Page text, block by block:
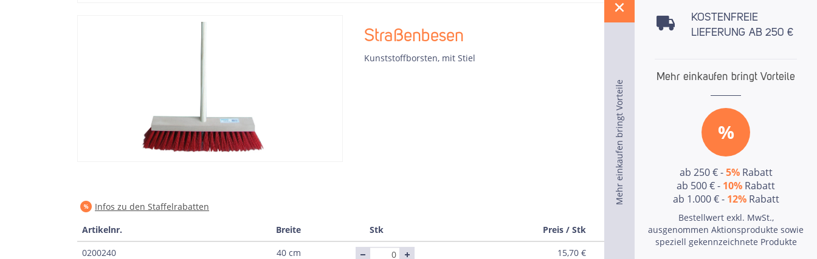
Straßenbesen
Kunststoffborsten, mit Stiel
Infos zu den Staffelrabatten
Artikelnr.
Breite Stk Preis / Stk
Preis
0200240
40 cm 15,70 €
Mehr einkaufen bringt Vorteile
KOSTENFREIE
LIEFERUNG AB 250 €
Mehr einkaufen bringt Vorteile
%
ab 250 € -5%Rabatt
ab 500 € - 10% Rabatt
ab 1.000 € - 12%Rabatt
Bestellwert exkl. MwSt.,
ausgenommen Aktionsprodukte sowie
speziell gekennzeichnete Produkte